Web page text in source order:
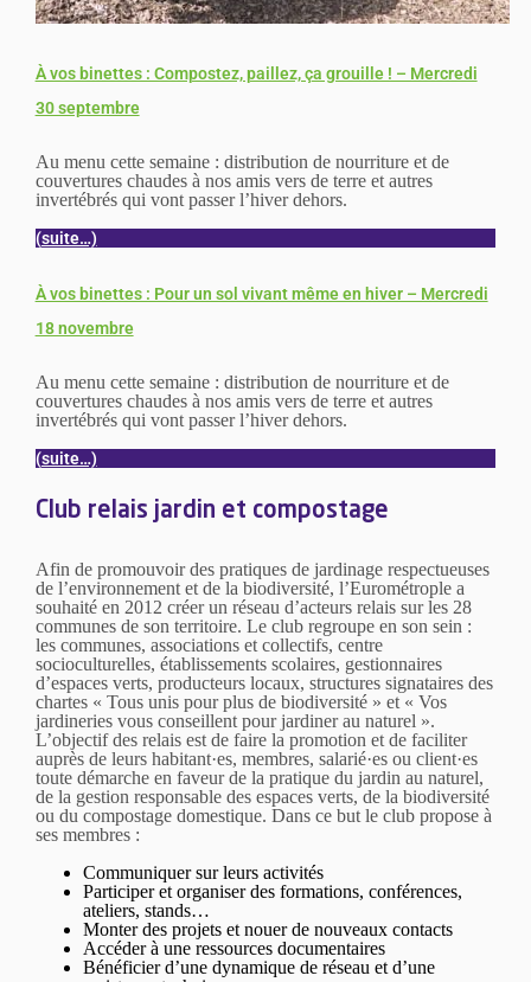
À vos binettes : Compostez, paillez, ça grouille ! – Mercredi
30 septembre
Au menu cette semaine : distribution de nourriture et de
couvertures chaudes à nos amis vers de terre et autres
invertébrés qui vont passer l’hiver dehors.
(suite…)
À vos binettes : Pour un sol vivant même en hiver – Mercredi
18 novembre
Au menu cette semaine : distribution de nourriture et de
couvertures chaudes à nos amis vers de terre et autres
invertébrés qui vont passer l’hiver dehors.
(suite…)
Club relais jardin et compostage
Afin de promouvoir des pratiques de jardinage respectueuses
de l’environnement et de la biodiversité, l’Eurométrople a
souhaité en 2012 créer un réseau d’acteurs relais sur les 28
communes de son territoire. Le club regroupe en son sein :
les communes, associations et collectifs, centre
socioculturelles, établissements scolaires, gestionnaires
d’espaces verts, producteurs locaux, structures signataires des
chartes « Tous unis pour plus de biodiversité » et « Vos
jardineries vous conseillent pour jardiner au naturel ».
L’objectif des relais est de faire la promotion et de faciliter
auprès de leurs habitant·es, membres, salarié·es ou client·es
toute démarche en faveur de la pratique du jardin au naturel,
de la gestion responsable des espaces verts, de la biodiversité
ou du compostage domestique. Dans ce but le club propose à
ses membres :
Communiquer sur leurs activités
Participer et organiser des formations, conférences,
ateliers, stands…
Monter des projets et nouer de nouveaux contacts
Accéder à une ressources documentaires
Bénéficier d’une dynamique de réseau et d’une